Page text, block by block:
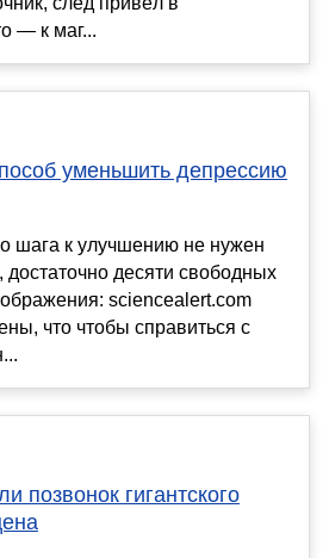
— к маг...
уменьшить депрессию
шага к улучшению не нужен
достаточно десяти свободных
sciencealert.com
что чтобы справиться с
позвонок гигантского